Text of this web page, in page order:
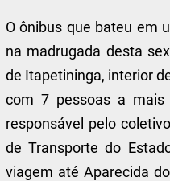
O ônibus que bateu em
na madrugada desta
de Itapetininga, interior
com 7 pessoas a
responsável pelo
de Transporte do
viagem até Aparecida